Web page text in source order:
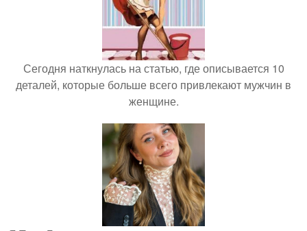
Сегодня наткнулась на статью, где описывается 10
деталей, которые больше всего привлекают мужчин в
женщине.